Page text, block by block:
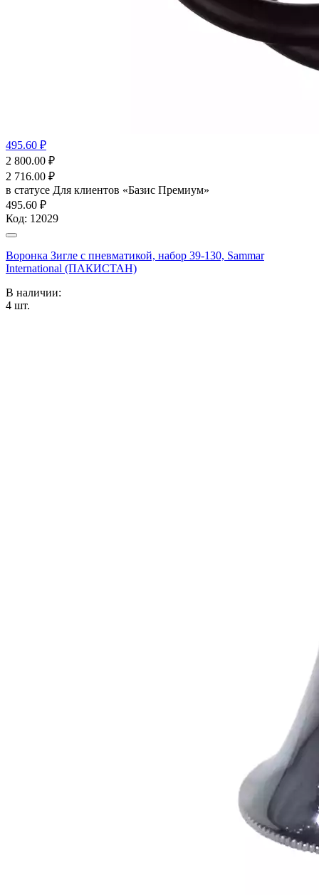
495.60 ₽
2 800.00 ₽
2 716.00 ₽
в статусе Для клиентов «Базис Премиум»
495.60 ₽
Код: 12029
Воронка Зигле с пневматикой, набор 39-130, Sammar
International (ПАКИСТАН)
В наличии:
4 шт.